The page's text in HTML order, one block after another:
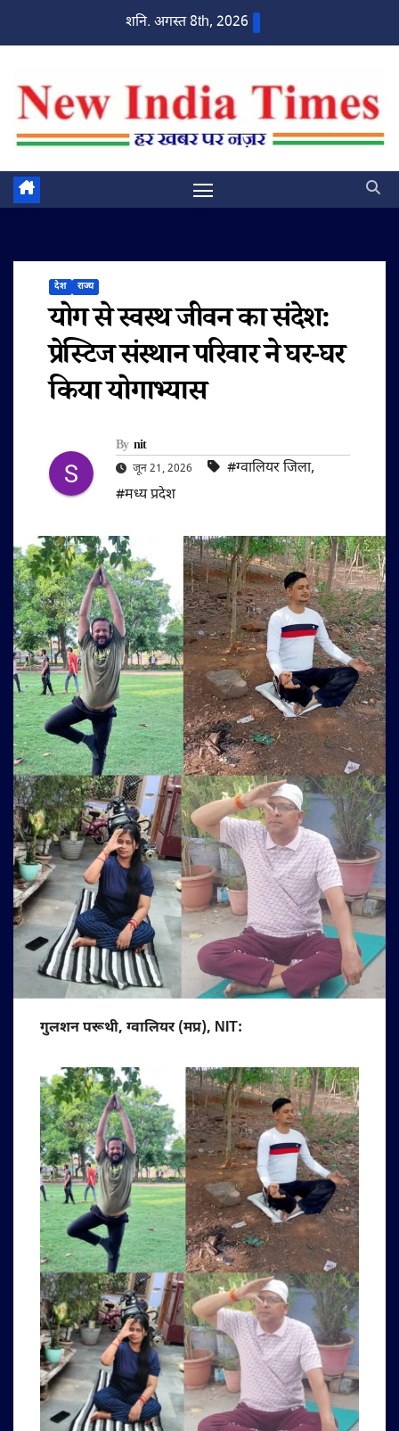
शनि. अगस्त 8th, 2026
देश राज्य
योग से स्वस्थ जीवन का संदेश:
प्रेस्टिज संस्थान परिवार ने घर-घर
किया योगाभ्यास
By nit
जून 21, 2026 #ग्वालियर जिला,
#मध्य प्रदेश
गुलशन परूथी, ग्वालियर (मप्र), NIT: